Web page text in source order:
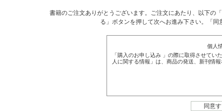
書籍のご注文ありがとうございます。ご注文にあたり、以下の
る」ボタンを押して次へお進み下さい。「
個人
「購入のお申し込み 」の際に取得させてい
人に関する情報」は、商品の発送、新刊情